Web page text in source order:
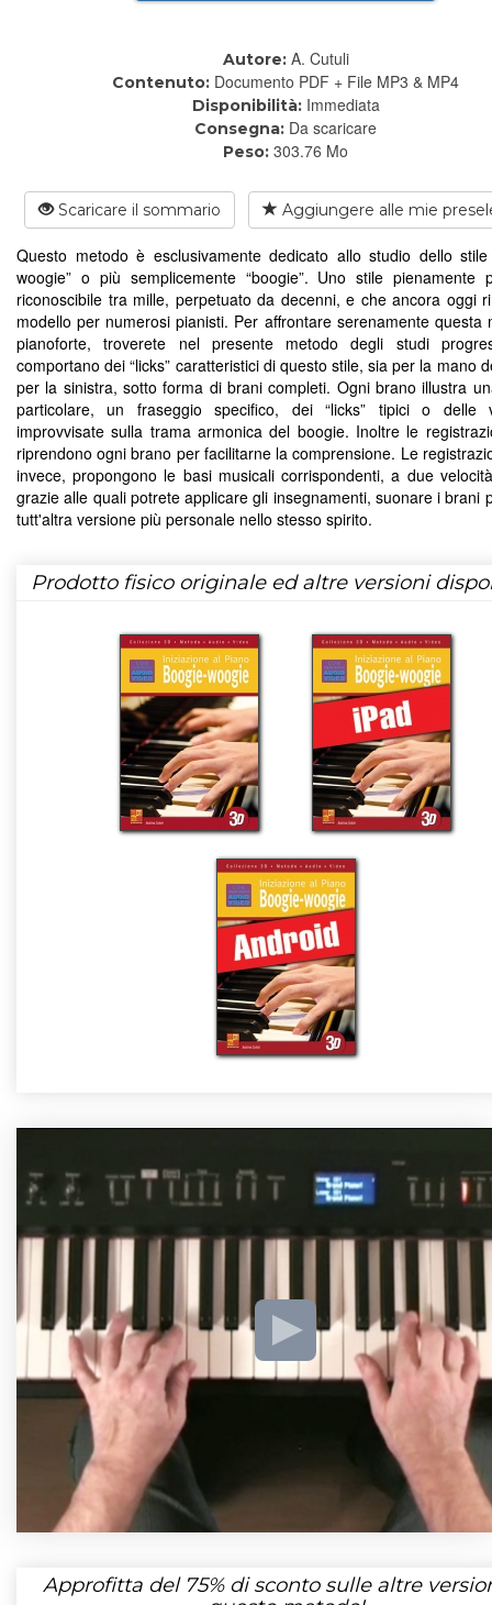
Autore: A. Cutuli
Contenuto: Documento PDF + File MP3 & MP4
Disponibilità: Immediata
Consegna: Da scaricare
Peso: 303.76 Mo
Scaricare il sommario Aggiungere alle mie
Questo metodo è esclusivamente dedicato allo studio dello stile
woogie” o più semplicemente “boogie”. Uno stile pienamente
riconoscibile tra mille, perpetuato da decenni, e che ancora oggi
modello per numerosi pianisti. Per affrontare serenamente questa
pianoforte, troverete nel presente metodo degli studi
comportano dei “licks” caratteristici di questo stile, sia per la mano
per la sinistra, sotto forma di brani completi. Ogni brano illustra
particolare, un fraseggio specifico, dei “licks” tipici o delle
improvvisate sulla trama armonica del boogie. Inoltre le
riprendono ogni brano per facilitarne la comprensione. Le
invece, propongono le basi musicali corrispondenti, a due
grazie alle quali potrete applicare gli insegnamenti, suonare i brani
tutt'altra versione più personale nello stesso spirito.
Prodotto fisico originale ed altre versioni
Approfitta del 75%di sconto sulle altre